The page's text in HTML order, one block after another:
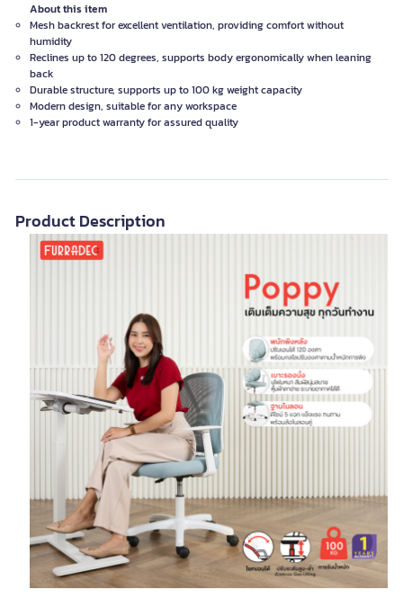
About this item
Mesh backrest for excellent ventilation, providing comfort without
humidity
Reclines up to 120 degrees, supports body ergonomically when leaning
back
Durable structure, supports up to 100 kg weight capacity
Modern design, suitable for any workspace
1-year product warranty for assured quality
Product Description